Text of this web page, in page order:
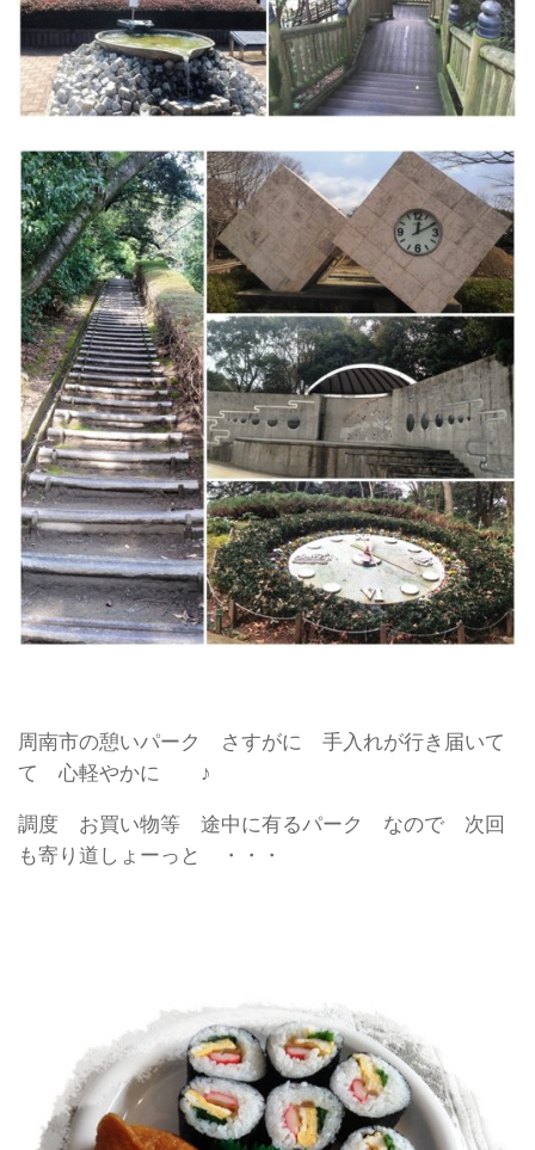
周南市の憩いパーク さすがに 手入れが行き届いて
て 心軽やかに ♪
調度 お買い物等 途中に有るパーク なので 次回
も寄り道しょーっと ・・・